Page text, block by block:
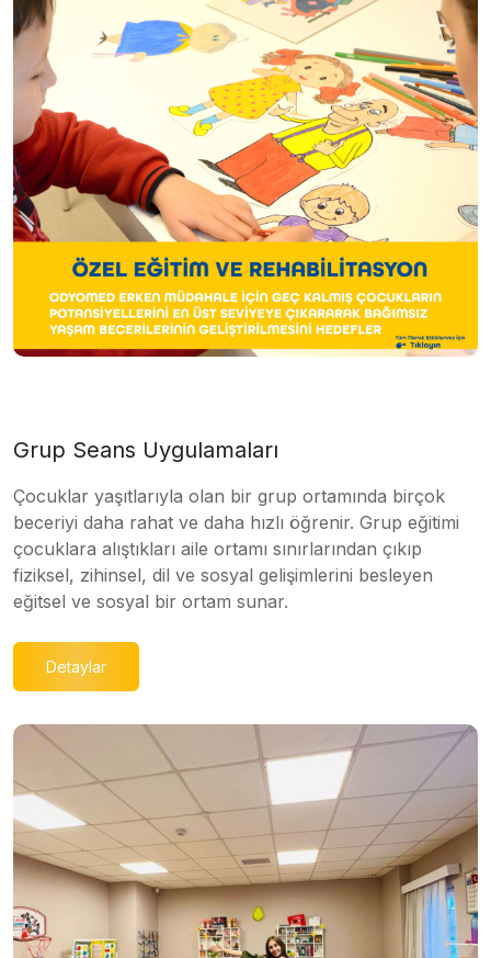
Grup Seans Uygulamaları
Çocuklar yaşıtlarıyla olan bir grup ortamında birçok
beceriyi daha rahat ve daha hızlı öğrenir. Grup eğitimi
çocuklara alıştıkları aile ortamı sınırlarından çıkıp
fiziksel, zihinsel, dil ve sosyal gelişimlerini besleyen
eğitsel ve sosyal bir ortam sunar.
Detaylar